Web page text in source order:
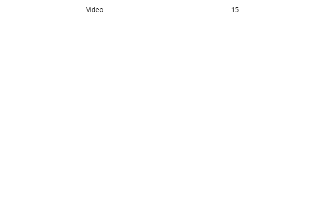
Video
15